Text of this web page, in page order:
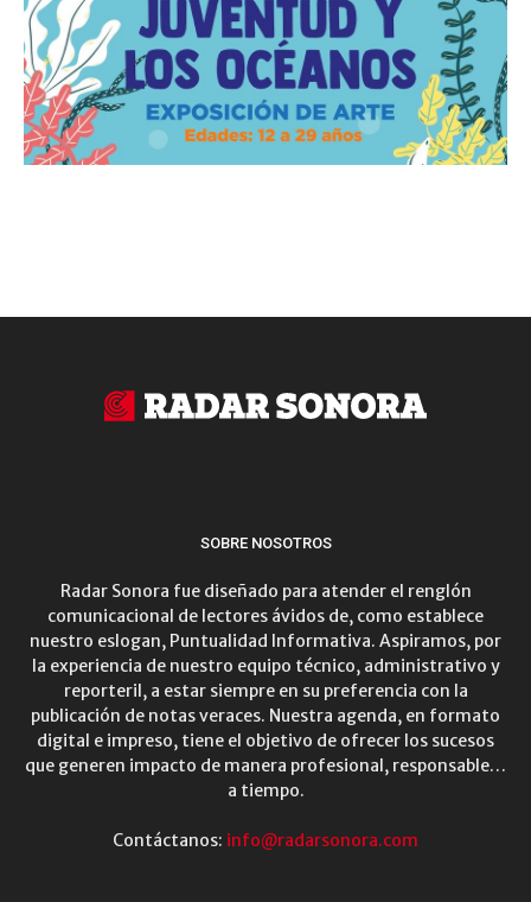
SOBRE NOSOTROS
Radar Sonora fue diseñado para atender el renglón
comunicacional de lectores ávidos de, como establece
nuestro eslogan, Puntualidad Informativa. Aspiramos, por
la experiencia de nuestro equipo técnico, administrativo y
reporteril, a estar siempre en su preferencia con la
publicación de notas veraces. Nuestra agenda, en formato
digital e impreso, tiene el objetivo de ofrecer los sucesos
que generen impacto de manera profesional, responsable…
a tiempo.
Contáctanos: info@radarsonora.com